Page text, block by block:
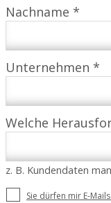
Nachname *
Unternehmen *
Welche
z. B. Kundendaten
Sie dürfen mir E-